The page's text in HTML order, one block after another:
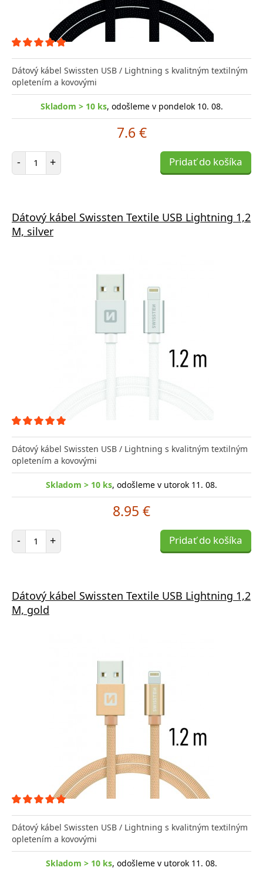
Dátový kábel Swissten USB / Lightning s kvalitným textilným
opletením a kovovými
Skladom > 10 ks, odošleme v pondelok 10. 08.
7.6 €
- Počet položiek
+ Pridať do košíka
Dátový kábel Swissten Textile USB Lightning 1,2
M, silver
Dátový kábel Swissten USB / Lightning s kvalitným textilným
opletením a kovovými
Skladom > 10 ks, odošleme v utorok 11. 08.
8.95 €
- Počet položiek
+ Pridať do košíka
Dátový kábel Swissten Textile USB Lightning 1,2
M, gold
Dátový kábel Swissten USB / Lightning s kvalitným textilným
opletením a kovovými
Skladom > 10 ks, odošleme v utorok 11. 08.